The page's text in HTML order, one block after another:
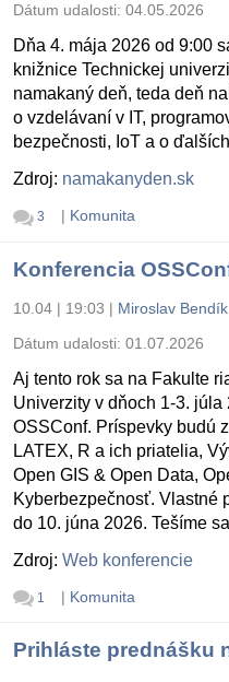
Dátum udalosti: 04.05.2026
Dňa 4. mája 2026 od 9:00
knižnice Technickej
namakaný deň, teda deň
o vzdelávaní v IT,
bezpečnosti, IoT a o
Zdroj: namakanyden.sk
3 | Komunita
Konferencia
10.04 | 19:03 | Miroslav Bendík
Dátum udalosti: 01.07.2026
Aj tento rok sa na Fakulte
Univerzity v dňoch 1-3.
OSSConf. Príspevky budú
LATEX, R a ich priatelia,
Open GIS & Open Data,
Kyberbezpečnosť. Vlastné
do 10. júna 2026. Tešíme
Zdroj: Web konferencie
1 | Komunita
Prihláste prednášku